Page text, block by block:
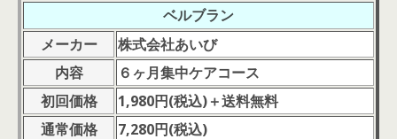
ベルブラン
メーカー
株式会社あいび
内容
６ヶ月集中ケアコース
初回価格
1,980円(税込)＋送料無料
通常価格
7,280円(税込)